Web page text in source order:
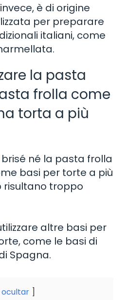
è di origine
per preparare
italiani, come
la pasta
frolla come
torta a più
né la pasta frolla
basi per torte a più
risultano troppo
altre basi per
come le basi di
Spagna.
ocultar